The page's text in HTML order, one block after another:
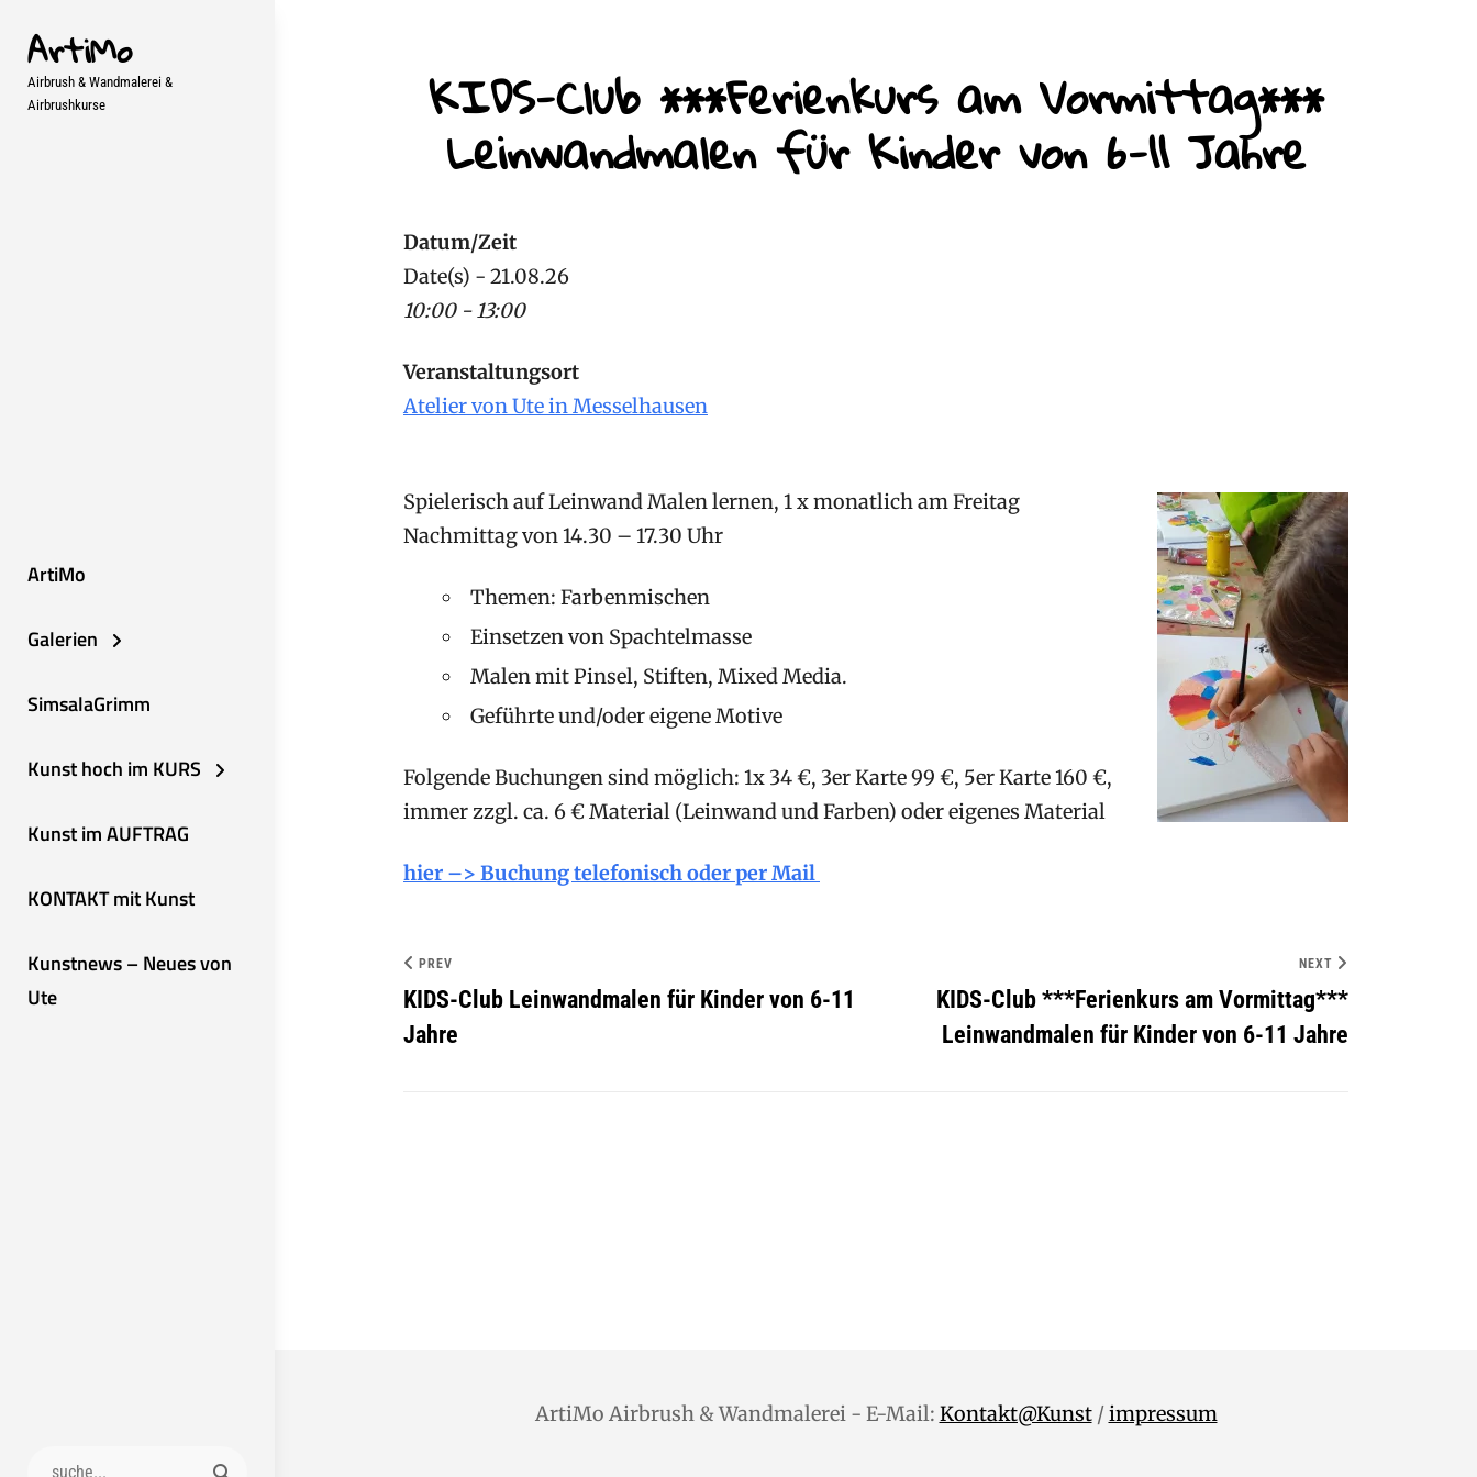
content
ArtiMo
Airbrush & Wandmalerei &
Airbrushkurse
ArtiMo
Galerien
SimsalaGrimm
Kunst hoch im KURS
Kunst im AUFTRAG
KONTAKT mit Kunst
Kunstnews – Neues von
Ute
Search
KIDS-Club ***Ferienkurs am Vormittag***
Leinwandmalen für Kinder von 6-11 Jahre
Datum/Zeit
Date(s) - 21.08.26
10:00 - 13:00
Veranstaltungsort
Atelier von Ute in Messelhausen
Spielerisch auf Leinwand Malen lernen, 1 x monatlich am Freitag
Nachmittag von 14.30 – 17.30 Uhr
Themen: Farbenmischen
Einsetzen von Spachtelmasse
Malen mit Pinsel, Stiften, Mixed Media.
Geführte und/oder eigene Motive
Folgende Buchungen sind möglich: 1x 34 €, 3er Karte 99 €, 5er Karte 160 €,
immer zzgl. ca. 6 € Material (Leinwand und Farben) oder eigenes Material
hier –> Buchung telefonisch oder per Mail
Beitragsnavigation
PREV
KIDS-Club Leinwandmalen für Kinder von 6-11
Jahre
NEXT
KIDS-Club ***Ferienkurs am Vormittag***
Leinwandmalen für Kinder von 6-11 Jahre
ArtiMo Airbrush & Wandmalerei - E-Mail: Kontakt@Kunst/impressum